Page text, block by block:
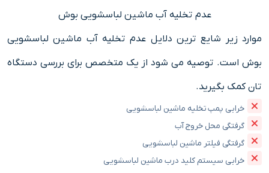
عدم تخلیه آب ماشین لباسشویی بوش
موارد زیر شایع ترین دلایل عدم تخلیه آب ماشین لباسشویی
بوش است. توصیه می شود از یک متخصص برای بررسی دستگاه
تان کمک بگیرید.
خرابی پمپ تخلیه ماشین لباسشویی
گرفتگی محل خروج آب
گرفتگی فیلتر ماشین لباسشویی
خرابی سیستم کلید درب ماشین لباسشویی